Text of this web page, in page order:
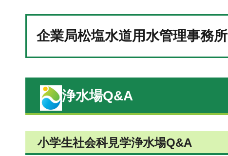
企業局松塩水道用水管理事務所
浄水場Q&A
小学生社会科見学浄水場Q&A